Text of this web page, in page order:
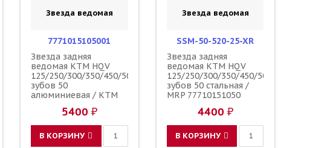
Звезда ведомая
7771015105001
Звезда задняя
ведомая KTM HQV
125/250/300/350/450/500
зубов 50
алюминиевая / KTM
5400 ₽
В КОРЗИНУ
Звезда ведомая
SSM-50-520-25-XR
Звезда задняя
ведомая KTM HQV
125/250/300/350/450/500
зубов 50 стальная /
MRP 77710151050
4400 ₽
В КОРЗИНУ